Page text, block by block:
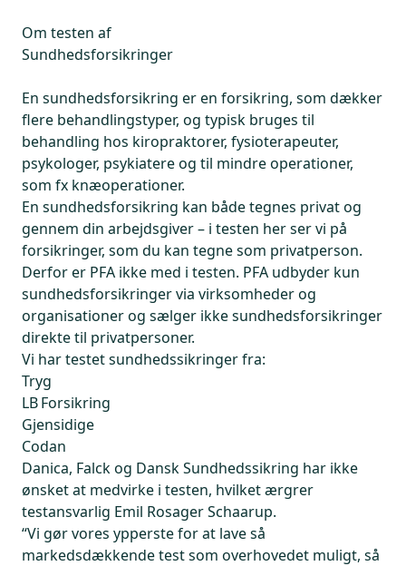
Om testen af
Sundhedsforsikringer
En sundhedsforsikring er en forsikring, som dækker
flere behandlingstyper, og typisk bruges til
behandling hos kiropraktorer, fysioterapeuter,
psykologer, psykiatere og til mindre operationer,
som fx knæoperationer.
En sundhedsforsikring kan både tegnes privat og
gennem din arbejdsgiver – i testen her ser vi på
forsikringer, som du kan tegne som privatperson.
Derfor er PFA ikke med i testen. PFA udbyder kun
sundhedsforsikringer via virksomheder og
organisationer og sælger ikke sundhedsforsikringer
direkte til privatpersoner.
Vi har testet sundhedssikringer fra:
Tryg
LB Forsikring
Gjensidige
Codan
Danica, Falck og Dansk Sundhedssikring har ikke
ønsket at medvirke i testen, hvilket ærgrer
testansvarlig Emil Rosager Schaarup.
“Vi gør vores ypperste for at lave så
markedsdækkende test som overhovedet muligt, så